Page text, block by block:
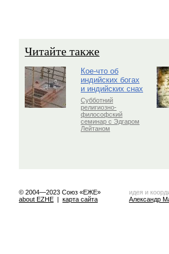
Читайте также
Кое-что об
индийских богах
и индийских снах
Субботний
религиозно-
философский
семинар с Эдгаром
Лейтаном
© 2004—2023 Союз «ЕЖЕ»
about EZHE | карта сайта
идея и
Александр